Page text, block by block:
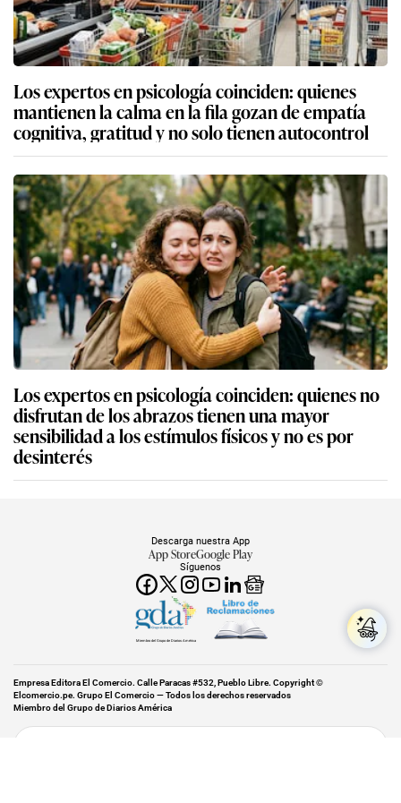
Los expertos en psicología coinciden: quienes
mantienen la calma en la fila gozan de empatía
cognitiva, gratitud y no solo tienen autocontrol
Los expertos en psicología coinciden: quienes no
disfrutan de los abrazos tienen una mayor
sensibilidad a los estímulos físicos y no es por
desinterés
Síguenos
Descarga nuestra App
App StoreGoogle Play
Miembro del Grupo de Diarios América
Empresa Editora El Comercio. Calle Paracas #532, Pueblo Libre. Copyright ©
Elcomercio.pe. Grupo El Comercio — Todos los derechos reservados
Miembro del Grupo de Diarios América